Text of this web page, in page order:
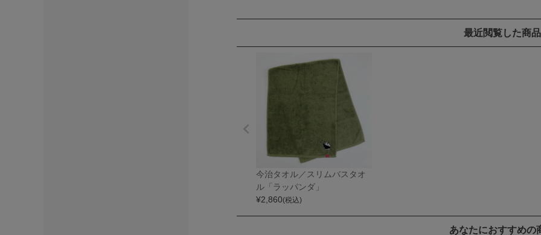
最近閲覧した商品
今治タオル／スリムバスタオ
ル「ラッパンダ」
¥2,860(税込)
あなたにおすすめの